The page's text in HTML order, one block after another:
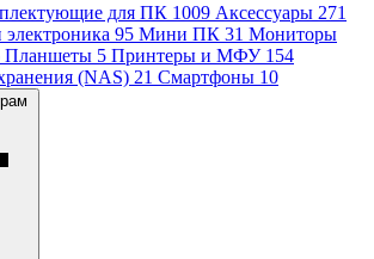
для ПК 1009 Аксессуары 271
95 Мини ПК 31 Мониторы
Планшеты 5 Принтеры и МФУ 154
(NAS) 21 Смартфоны 10